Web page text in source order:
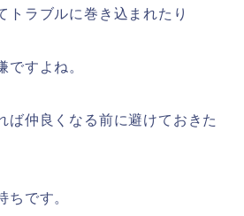
トラブルに巻き込まれたり
ですよね。
ば仲良くなる前に避けておきた
ちです。